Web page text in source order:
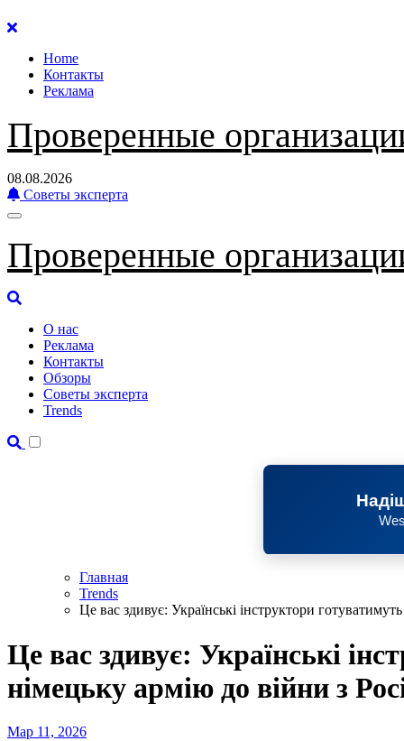
Перейти
содержанию
Home
Контакты
Реклама
Проверенные
08.08.2026
Советы эксперта
Проверенные
О нас
Реклама
Контакты
Обзоры
Советы эксперта
Trends
Главная
Trends
Це вас здивує: Українські інструктори
Це вас здивує: Українські
німецьку армію до війни з
Мар 11, 2026